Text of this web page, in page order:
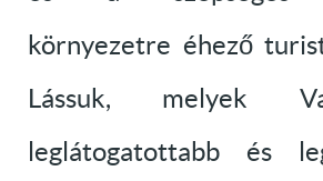
környezetre éhező
Lássuk, melyek
leglátogatottabb és